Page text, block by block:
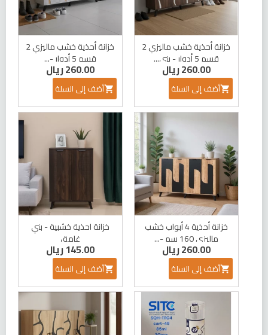
خزانة أحذية خشب ماليزي 2
قسم 5 أدوار -...
260.00 ريال
أضف إلى السلة
خزانة أحذية خشب ماليزي 2
قسم 5 أدوار - بني...
260.00 ريال
أضف إلى السلة
خزانة احذية خشبية - بني
غامق
145.00 ريال
أضف إلى السلة
خزانة أحذية 4 أبواب خشب
ماليزي 160 سم -...
260.00 ريال
أضف إلى السلة